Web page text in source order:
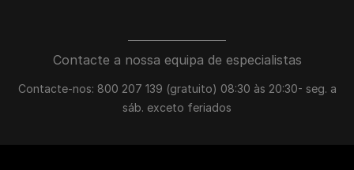
Contacte a nossa equipa de especialistas
Contacte-nos: 800 207 139 (gratuito) 08:30 às 20:30- seg. a
sáb. exceto feriados